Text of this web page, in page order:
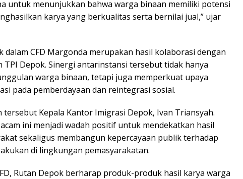
untuk menunjukkan bahwa warga binaan memiliki potensi
karya yang berkualitas serta bernilai jual,” ujar
dalam CFD Margonda merupakan hasil kolaborasi dengan
TPI Depok. Sinergi antarinstansi tersebut tidak hanya
warga binaan, tetapi juga memperkuat upaya
pada pemberdayaan dan reintegrasi sosial.
Kepala Kantor Imigrasi Depok, Ivan Triansyah.
ini menjadi wadah positif untuk mendekatkan hasil
sekaligus membangun kepercayaan publik terhadap
di lingkungan pemasyarakatan.
Rutan Depok berharap produk-produk hasil karya warga